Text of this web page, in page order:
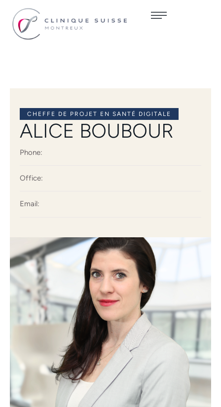
CHEFFE DE PROJET EN SANTÉ DIGITALE
ALICE BOUBOUR
Phone:
Office:
Email: